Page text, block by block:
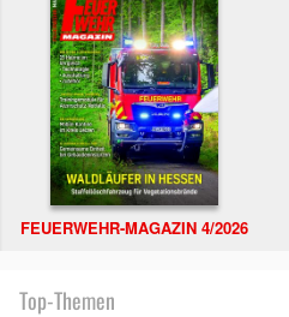
FEUERWEHR-MAGAZIN 4/2026
Top-Themen